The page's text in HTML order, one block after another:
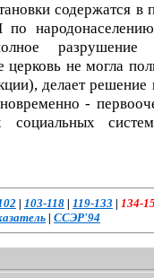
содержатся в
разрушение
не могла
делает решение
-
социальных
| 103-118 | 119-133 | 134-
| ССЭР'94